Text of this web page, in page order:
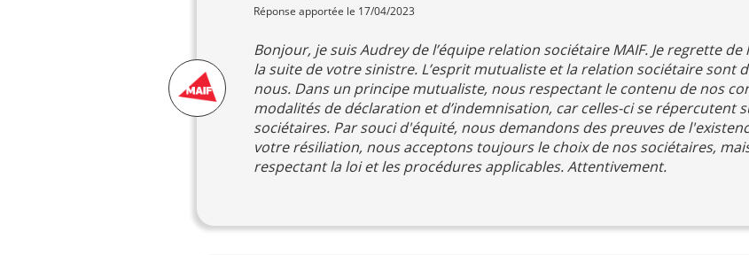
Réponse apportée le 17/04/2023
Bonjour, je suis Audrey de l’équipe relation sociétaire MAIF. Je regrette
la suite de votre sinistre. L’esprit mutualiste et la relation sociétaire sont
nous. Dans un principe mutualiste, nous respectant le contenu de nos
modalités de déclaration et d’indemnisation, car celles-ci se répercutent
sociétaires. Par souci d'équité, nous demandons des preuves de
votre résiliation, nous acceptons toujours le choix de nos sociétaires,
respectant la loi et les procédures applicables. Attentivement.